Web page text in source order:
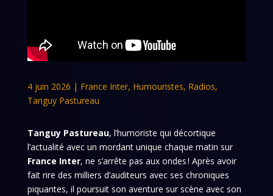
4 juin 2026 | France Inter, Humouristes, Radios,
Tanguy Pastureau
Tanguy Pastureau, l’humoriste qui décortique
l’actualité avec un mordant unique chaque matin sur
France Inter, ne s’arrête pas aux ondes ! Après avoir
fait rire des milliers d’auditeurs avec ses chroniques
piquantes, il poursuit son aventure sur scène avec son